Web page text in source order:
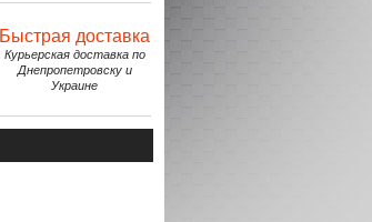
Быстрая доставка
Курьерская доставка по
Днепропетровску и
Украине